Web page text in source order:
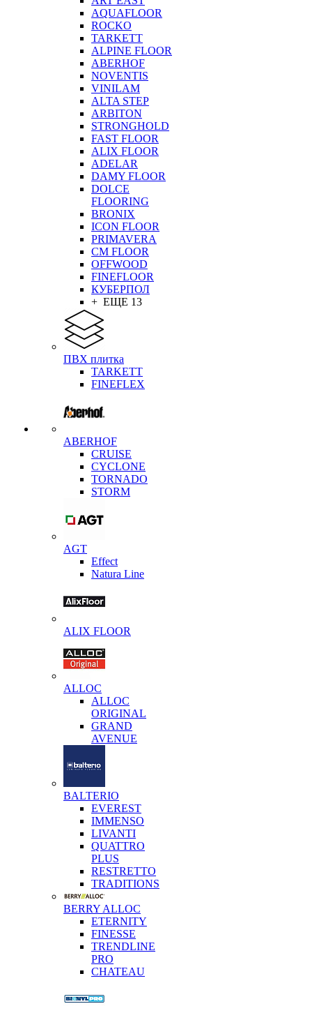
AQUAFLOOR
ROCKO
TARKETT
ALPINE FLOOR
ABERHOF
NOVENTIS
VINILAM
ALTA STEP
ARBITON
STRONGHOLD
FAST FLOOR
ALIX FLOOR
ADELAR
DAMY FLOOR
DOLCE
FLOORING
BRONIX
ICON FLOOR
PRIMAVERA
CM FLOOR
OFFWOOD
FINEFLOOR
КУБЕРПОЛ
+ ЕЩЕ 13
ПВХ плитка
TARKETT
FINEFLEX
ABERHOF
CRUISE
CYCLONE
TORNADO
STORM
AGT
Effect
Natura Line
ALIX FLOOR
ALLOC
ALLOC
ORIGINAL
GRAND
AVENUE
BALTERIO
EVEREST
IMMENSO
LIVANTI
QUATTRO
PLUS
RESTRETTO
TRADITIONS
BERRY ALLOC
ETERNITY
FINESSE
TRENDLINE
PRO
CHATEAU